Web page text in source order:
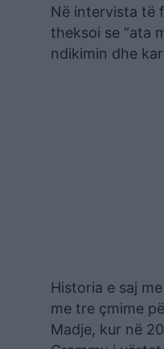
Në intervista të
theksoi se “ata
ndikimin dhe
Historia e saj
me tre çmime
Madje, kur në